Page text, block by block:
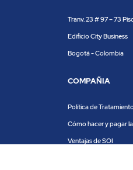
Tranv. 23 # 97 – 73
Edificio City Business
Bogotá - Colombia
COMPAÑIA
Política de
Cómo hacer y pagar
Ventajas de SOI